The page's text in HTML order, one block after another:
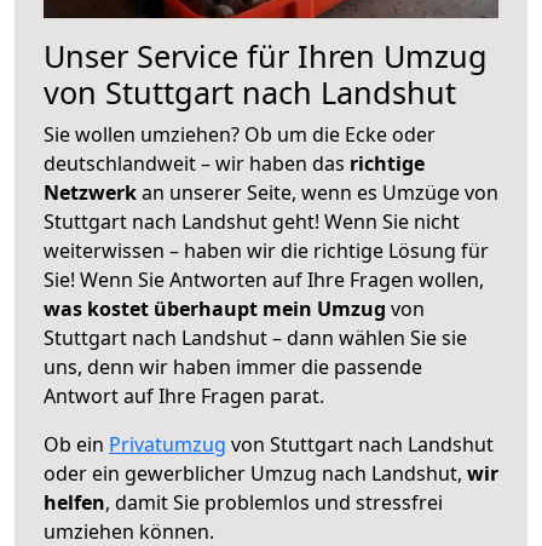
Unser Service für Ihren Umzug
von Stuttgart nach Landshut
Sie wollen umziehen? Ob um die Ecke oder
deutschlandweit – wir haben das richtige
Netzwerkan unserer Seite, wenn es Umzüge von
Stuttgart nach Landshut geht! Wenn Sie nicht
weiterwissen – haben wir die richtige Lösung für
Sie! Wenn Sie Antworten auf Ihre Fragen wollen,
was kostet überhaupt mein Umzug von
Stuttgart nach Landshut – dann wählen Sie sie
uns, denn wir haben immer die passende
Antwort auf Ihre Fragen parat.
Ob ein Privatumzug von Stuttgart nach Landshut
oder ein gewerblicher Umzug nach Landshut, wir
helfen, damit Sie problemlos und stressfrei
umziehen können.